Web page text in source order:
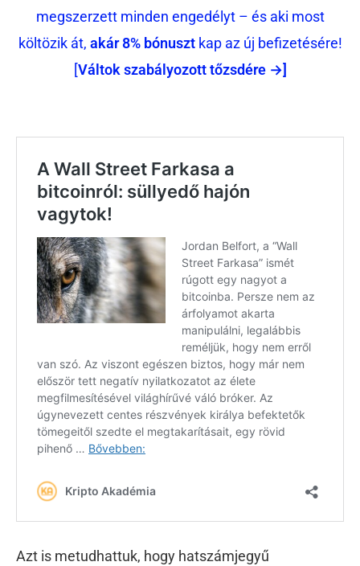
megszerzett minden engedélyt – és aki most
költözik át, akár 8% bónusztkap az új befizetésére!
[Váltok szabályozott tőzsdére →]
Azt is metudhattuk, hogy hatszámjegyű